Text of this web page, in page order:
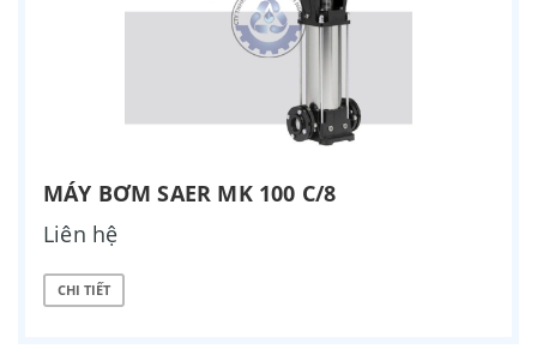
MÁY BƠM SAER MK 100 C/8
Liên hệ
CHI TIẾT